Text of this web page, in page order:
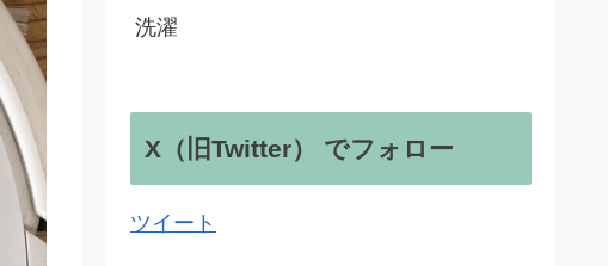
洗濯
X（旧Twitter） でフォロー
ツイート